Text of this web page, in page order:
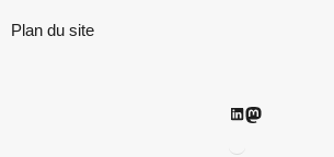
Plan du site
LinkedIn
Mastodon